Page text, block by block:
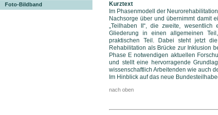
Foto-Bildband
Kurztext
Im Phasenmodell der
Nachsorge über und übernimmt damit
„Teilhaben II“, die zweite,
Gliederung in einen allgemeinen
praktischen Teil. Dabei steht jetzt
Rehabilitation als Brücke zur Inklusion
Phase E notwendigen aktuellen
und stellt eine hervorragende
wissenschaftlich Arbeitenden wie auch
Im Hinblick auf das neue
nach oben